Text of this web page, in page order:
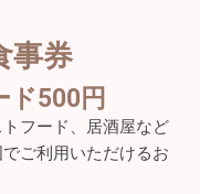
事券
ド500円
フード、居酒屋など
ご利用いただけるお